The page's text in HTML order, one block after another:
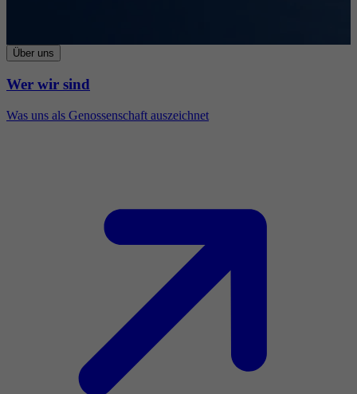
Über uns
Wer wir sind
Was uns als Genossenschaft auszeichnet